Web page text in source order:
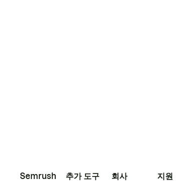
Semrush 추가 도구 회사 지원